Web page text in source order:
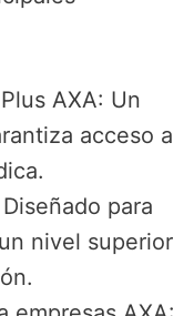
AXA: Un
acceso a
para
nivel superior